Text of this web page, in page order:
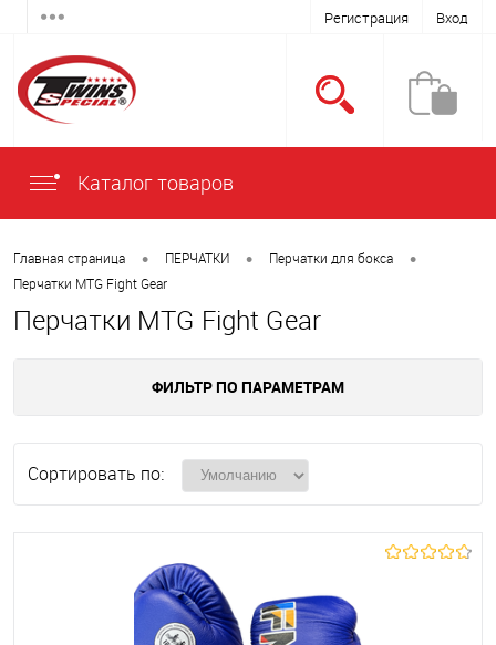
Регистрация Вход
Каталог товаров
Главная страница • ПЕРЧАТКИ • Перчатки для бокса •
Перчатки MTG Fight Gear
Перчатки MTG Fight Gear
ФИЛЬТР ПО ПАРАМЕТРАМ
Сортировать по: